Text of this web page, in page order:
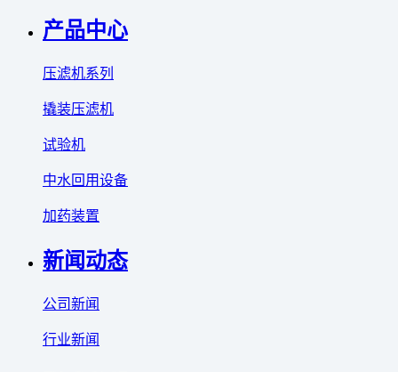
产品中心
压滤机系列
撬装压滤机
试验机
中水回用设备
加药装置
新闻动态
公司新闻
行业新闻